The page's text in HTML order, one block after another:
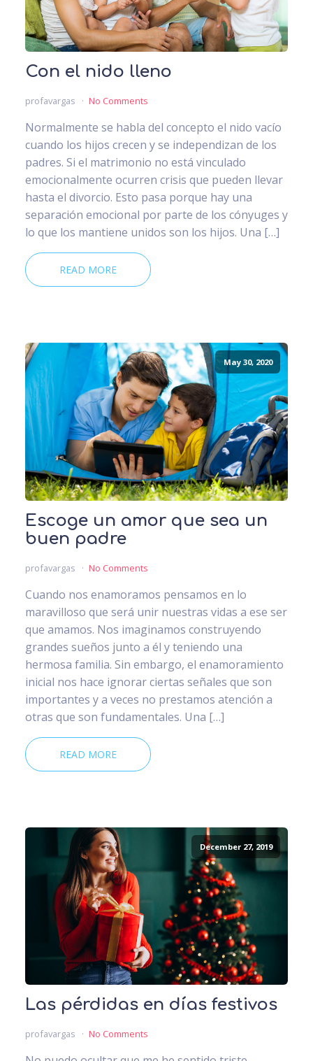
Con el nido lleno
profavargas No Comments
Normalmente se habla del concepto el nido vacío
cuando los hijos crecen y se independizan de los
padres. Si el matrimonio no está vinculado
emocionalmente ocurren crisis que pueden llevar
hasta el divorcio. Esto pasa porque hay una
separación emocional por parte de los cónyuges y
lo que los mantiene unidos son los hijos. Una […]
READ MORE
May 30, 2020
Escoge un amor que sea un
buen padre
profavargas No Comments
Cuando nos enamoramos pensamos en lo
maravilloso que será unir nuestras vidas a ese ser
que amamos. Nos imaginamos construyendo
grandes sueños junto a él y teniendo una
hermosa familia. Sin embargo, el enamoramiento
inicial nos hace ignorar ciertas señales que son
importantes y a veces no prestamos atención a
otras que son fundamentales. Una […]
READ MORE
December 27, 2019
Las pérdidas en días festivos
profavargas No Comments